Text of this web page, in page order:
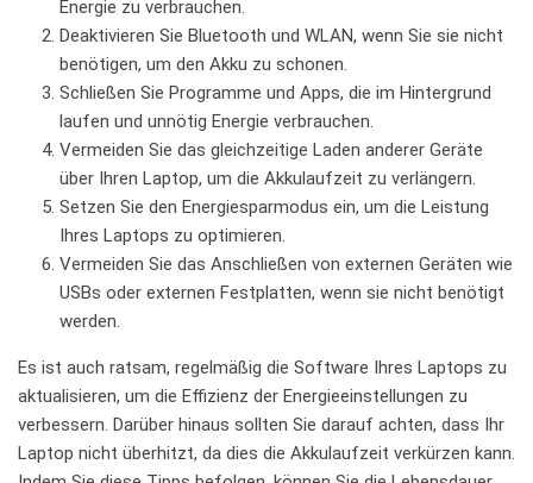
Energie zu verbrauchen.
Deaktivieren ‍Sie Bluetooth⁤ und WLAN, wenn Sie sie ​nicht
benötigen, um ⁢den Akku zu schonen.
Schließen Sie ⁤Programme⁤ und Apps, die im‌ Hintergrund⁢
laufen⁤ und ⁣unnötig Energie ‌verbrauchen.
Vermeiden Sie das ‍gleichzeitige Laden anderer Geräte
über ⁢Ihren Laptop, um die Akkulaufzeit zu verlängern.
Setzen Sie den Energiesparmodus ein,⁢ um die Leistung
Ihres Laptops ⁤zu optimieren.
Vermeiden Sie das‌ Anschließen von externen Geräten wie⁤
USBs oder ⁤externen⁤ Festplatten,​ wenn sie nicht benötigt
werden.
Es ist auch ⁤ratsam, regelmäßig die Software ‍Ihres Laptops zu
aktualisieren, um die Effizienz der ​Energieeinstellungen zu
verbessern. Darüber hinaus sollten Sie darauf achten, dass Ihr⁤
Laptop nicht überhitzt, da ‌dies die ⁤Akkulaufzeit verkürzen ⁤kann.